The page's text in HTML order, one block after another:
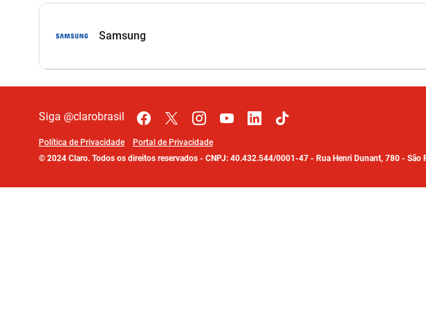
Samsung
Siga @clarobrasil
Política de Privacidade
Portal de Privacidade
© 2024 Claro. Todos os direitos reservados - CNPJ: 40.432.544/0001-47 - Rua Henri Dunant, 780 - São